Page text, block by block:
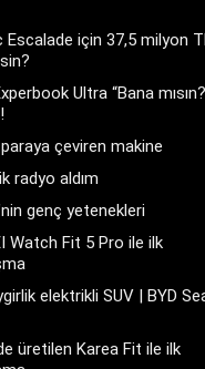
Escalade için 37,5 milyon
Ultra “Bana
çeviren makine
radyo aldım
genç yetenekleri
Watch Fit 5 Pro ile ilk
elektrikli SUV | BYD
üretilen Karea Fit ile ilk